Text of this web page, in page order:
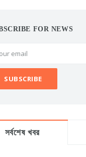
FOR NEWS
সর্বশেষ খবর